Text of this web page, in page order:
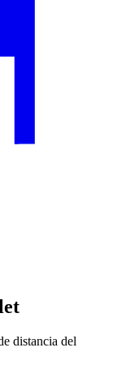
distancia del